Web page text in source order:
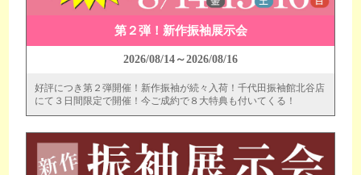
第２弾！新作振袖展示会
2026/08/14～2026/08/16
好評につき第２弾開催！新作振袖が続々入荷！千代田振袖館北谷店
にて３日間限定で開催！今ご成約で８大特典も付いてくる！